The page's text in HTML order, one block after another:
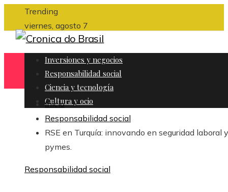
Trending
viernes, agosto 7
Inversiones y negocios
Responsabilidad social
Ciencia y tecnología
Cultura y ocio
Inicio
Responsabilidad social
RSE en Turquía: innovando en seguridad laboral y
pymes.
Responsabilidad social